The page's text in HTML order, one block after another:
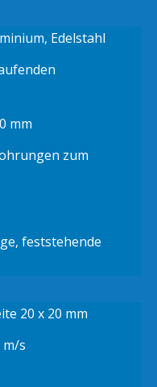
Edelstahl
mm
zum
feststehende
20 x 20 mm
m/s